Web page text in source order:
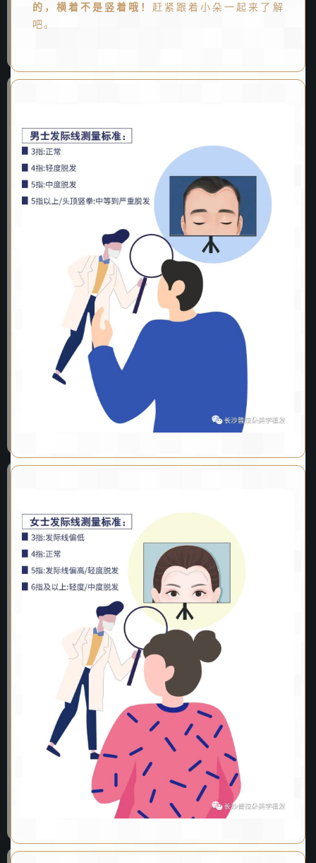
的，横着不是竖着哦！赶紧跟着小朵一起来了解
吧。